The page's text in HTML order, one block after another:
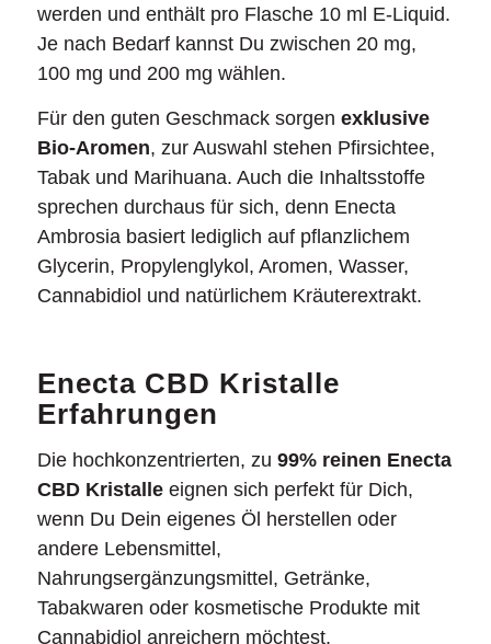
werden und enthält pro Flasche 10 ml E-Liquid.
Je nach Bedarf kannst Du zwischen 20 mg,
100 mg und 200 mg wählen.
Für den guten Geschmack sorgen exklusive
Bio-Aromen, zur Auswahl stehen Pfirsichtee,
Tabak und Marihuana. Auch die Inhaltsstoffe
sprechen durchaus für sich, denn Enecta
Ambrosia basiert lediglich auf pflanzlichem
Glycerin, Propylenglykol, Aromen, Wasser,
Cannabidiol und natürlichem Kräuterextrakt.
Enecta CBD Kristalle
Erfahrungen
Die hochkonzentrierten, zu 99% reinen Enecta
CBD Kristalleeignen sich perfekt für Dich,
wenn Du Dein eigenes Öl herstellen oder
andere Lebensmittel,
Nahrungsergänzungsmittel, Getränke,
Tabakwaren oder kosmetische Produkte mit
Cannabidiol anreichern möchtest.